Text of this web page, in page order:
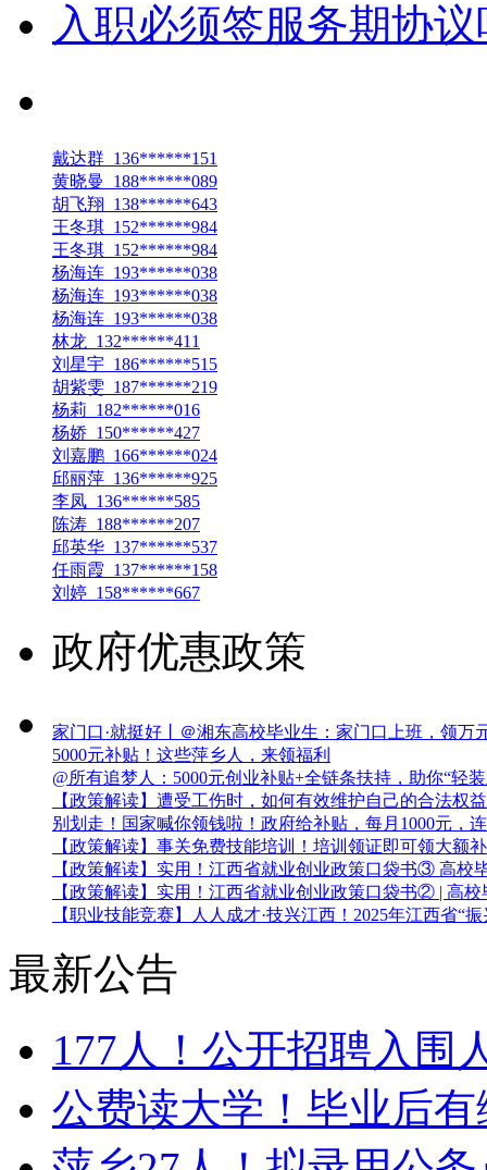
入职必须签服务期协
戴达群 136******151
黄晓曼 188******089
胡飞翔 138******643
王冬琪 152******984
王冬琪 152******984
杨海连 193******038
杨海连 193******038
杨海连 193******038
林龙 132******411
刘星宇 186******515
胡紫雯 187******219
杨莉 182******016
杨娇 150******427
刘嘉鹏 166******024
邱丽萍 136******925
李凤 136******585
陈涛 188******207
邱英华 137******537
任雨霞 137******158
刘婷 158******667
政府优惠政策
家门口·就挺好丨＠湘东高校毕业生：家门口上班，领万
5000元补贴！这些萍乡人，来领福利
@所有追梦人：5000元创业补贴+全链条扶持，助你“轻
【政策解读】遭受工伤时，如何有效维护自己的合法权
别划走！国家喊你领钱啦！政府给补贴，每月1000元，
【政策解读】事关免费技能培训！培训领证即可领大额
【政策解读】实用！江西省就业创业政策口袋书③ 高校
【政策解读】实用！江西省就业创业政策口袋书② | 高
【职业技能竞赛】人人成才·技兴江西！2025年江西省“
最新公告
177人！公开招聘入围
公费读大学！毕业后